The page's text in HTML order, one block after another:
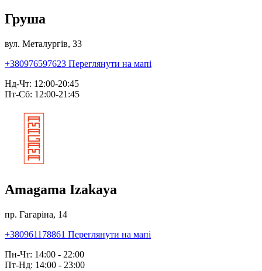
Груша
вул. Металургів, 33
+380976597623 Переглянути на мапі
Нд-Чт: 12:00-20:45
Пт-Сб: 12:00-21:45
Amagama Izakaya
пр. Гагаріна, 14
+380961178861 Переглянути на мапі
Пн-Чт: 14:00 - 22:00
Пт-Нд: 14:00 - 23:00